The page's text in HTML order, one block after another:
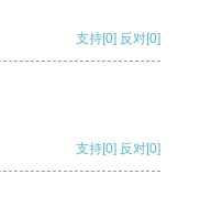
支持[0] 反对[0]
支持[0] 反对[0]